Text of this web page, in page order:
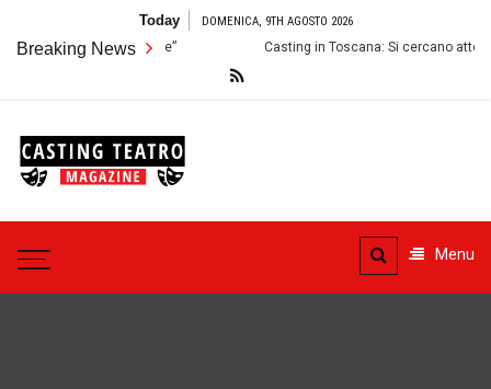
content
Today DOMENICA, 9TH AGOSTO 2026
Breaking News
lo Spettacolo “Thérèse” Casting in Toscana: Si cercano attori
teatrali
Menu